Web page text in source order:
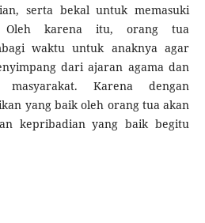
serta bekal untuk memasuki
Oleh karena itu, orang tua
waktu untuk anaknya agar
dari ajaran agama dan
Karena dengan
yang baik oleh orang tua akan
kepribadian yang baik begitu